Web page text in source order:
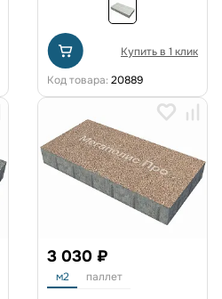
Купить в 1 клик
Код товара: 20889
3 030 ₽
м2 паллет